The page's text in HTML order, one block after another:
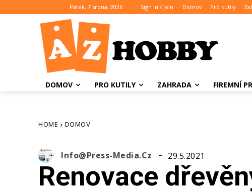
Pátek, 7 srpna, 2026 Sign in / Join Domov Pro kutily
DOMOV PRO KUTILY ZAHRADA FIREMNÍ
HOME DOMOV
Info@press-Media.cz 29.5.2021
Renovace